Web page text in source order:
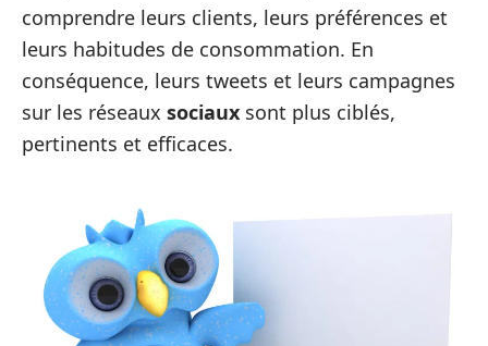
comprendre leurs clients, leurs préférences et
leurs habitudes de consommation. En
conséquence, leurs tweets et leurs campagnes
sur les réseaux sociaux sont plus ciblés,
pertinents et efficaces.